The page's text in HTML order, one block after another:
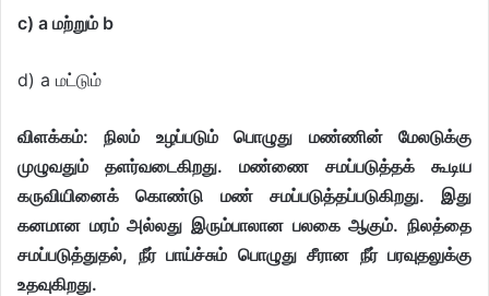
c) a மற்றும் b
d) a மட்டும்
விளக்கம்: நிலம் உழப்படும் பொழுது மண்ணின் மேலடுக்கு
முழுவதும் தளர்வடைகிறது. மண்ணை சமப்படுத்தக் கூடிய
கருவியினைக் கொண்டு மண் சமப்படுத்தப்படுகிறது. இது
கனமான மரம் அல்லது இரும்பாலான பலகை ஆகும். நிலத்தை
சமப்படுத்துதல், நீர் பாய்ச்சும் பொழுது சீரான நீர் பரவுதலுக்கு
உதவுகிறது.